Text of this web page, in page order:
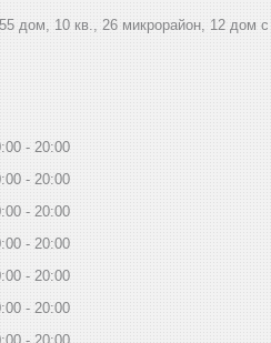
дом, 10 кв., 26 микрорайон, 12 дом
20:00
20:00
20:00
20:00
20:00
20:00